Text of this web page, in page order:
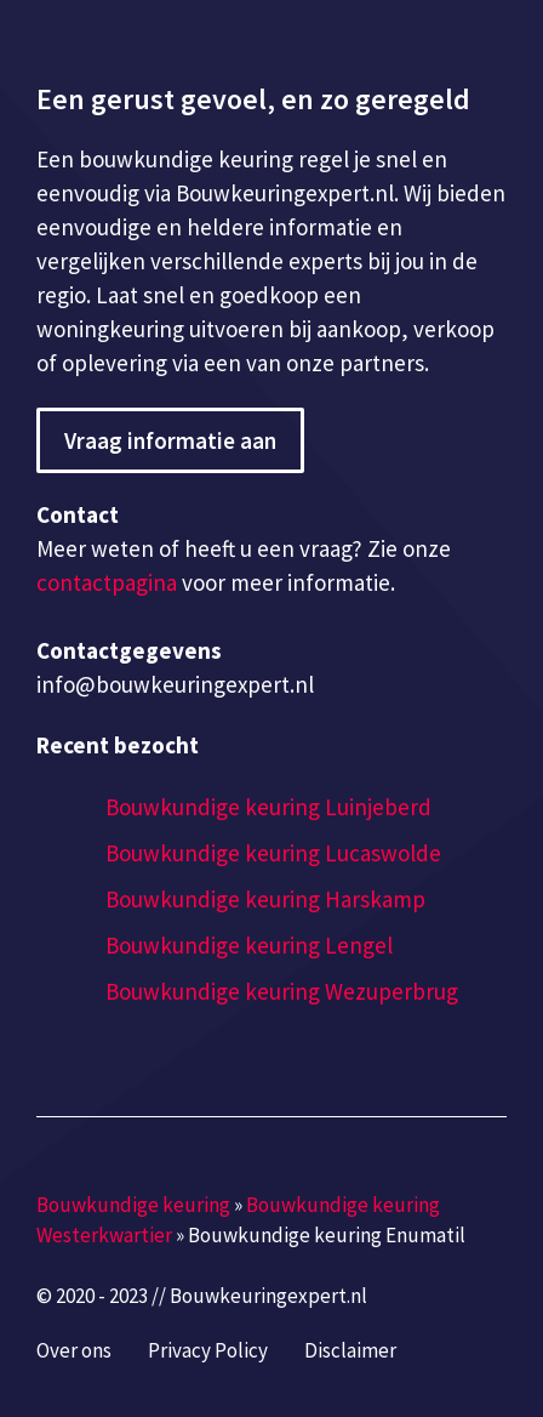
Een gerust gevoel, en zo geregeld
Een bouwkundige keuring regel je snel en
eenvoudig via Bouwkeuringexpert.nl. Wij bieden
eenvoudige en heldere informatie en
vergelijken verschillende experts bij jou in de
regio. Laat snel en goedkoop een
woningkeuring uitvoeren bij aankoop, verkoop
of oplevering via een van onze partners.
Vraag informatie aan
Contact
Meer weten of heeft u een vraag? Zie onze
contactpagina voor meer informatie.
Contactgegevens
info@bouwkeuringexpert.nl
Recent bezocht
Bouwkundige keuring Luinjeberd
Bouwkundige keuring Lucaswolde
Bouwkundige keuring Harskamp
Bouwkundige keuring Lengel
Bouwkundige keuring Wezuperbrug
Bouwkundige keuring»Bouwkundige keuring
Westerkwartier»Bouwkundige keuring Enumatil
© 2020 - 2023 // Bouwkeuringexpert.nl
Over ons Privacy Policy Disclaimer